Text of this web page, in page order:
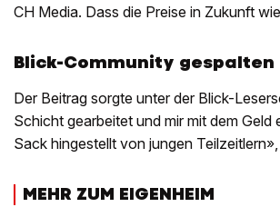
CH Media. Dass die Preise in Zukunft
Blick-Community gespalten
Der Beitrag sorgte unter der Blick-
Schicht gearbeitet und mir mit dem
Sack hingestellt von jungen
MEHR ZUM EIGENHEIM